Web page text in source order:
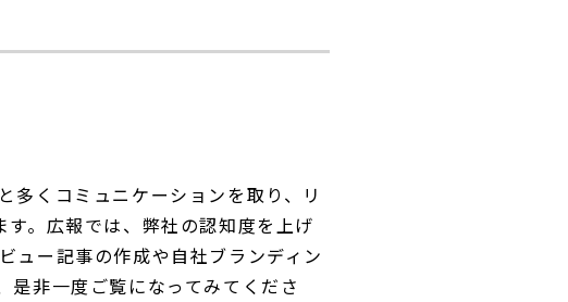
多くコミュニケーションを取り、リ
。広報では、弊社の認知度を上げ
ュー記事の作成や自社ブランディン
是非一度ご覧になってみてくださ